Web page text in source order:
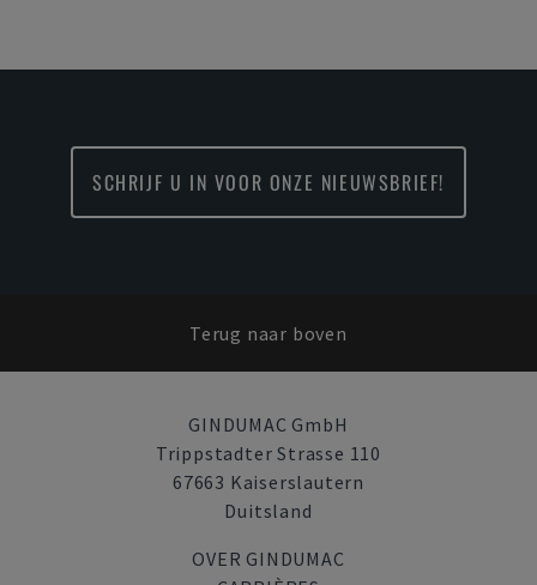
SCHRIJF U IN VOOR ONZE NIEUWSBRIEF!
Terug naar boven
GINDUMAC GmbH
Trippstadter Strasse 110
67663 Kaiserslautern
Duitsland
OVER GINDUMAC